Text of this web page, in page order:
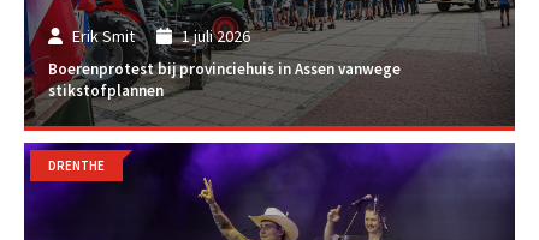
Erik Smit 1 juli 2026
Boerenprotest bij provinciehuis in Assen vanwege
stikstofplannen
DRENTHE